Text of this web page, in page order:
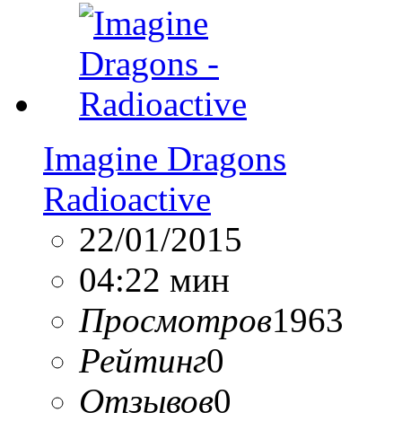
Imagine Dragons
Radioactive
22/01/2015
04:22 мин
Просмотров1963
Рейтинг0
Отзывов0